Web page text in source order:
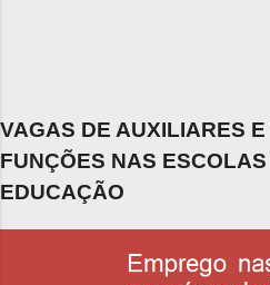
VAGAS DE AUXILIARES
FUNÇÕES NAS
EDUCAÇÃO